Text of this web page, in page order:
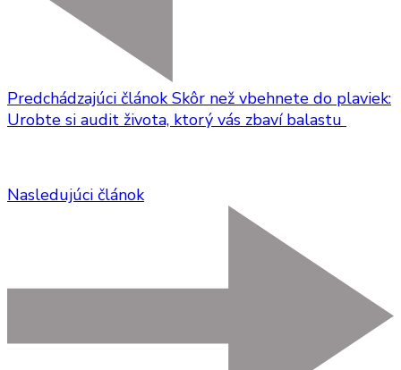
Predchádzajúci článok Skôr než vbehnete do plaviek:
Urobte si audit života, ktorý vás zbaví balastu
Nasledujúci článok